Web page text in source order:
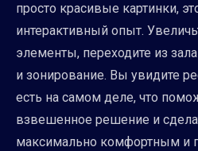
просто красивые картинки,
интерактивный опыт.
элементы, переходите из
и зонирование. Вы увидите
есть на самом деле, что
взвешенное решение и
максимально комфортным и